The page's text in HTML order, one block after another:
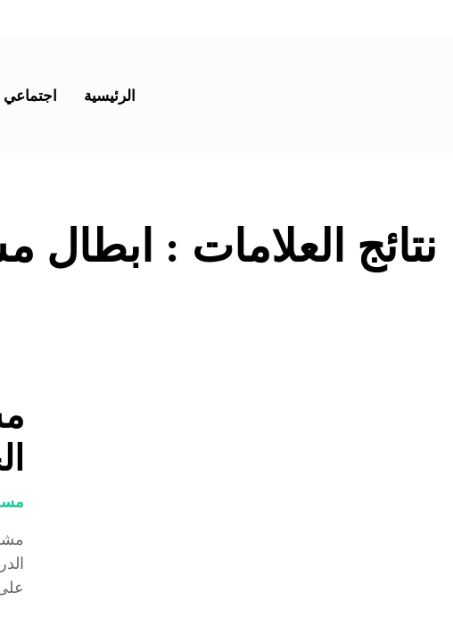
الرئيسية اجتماعي
نتائج العلامات : ابطال